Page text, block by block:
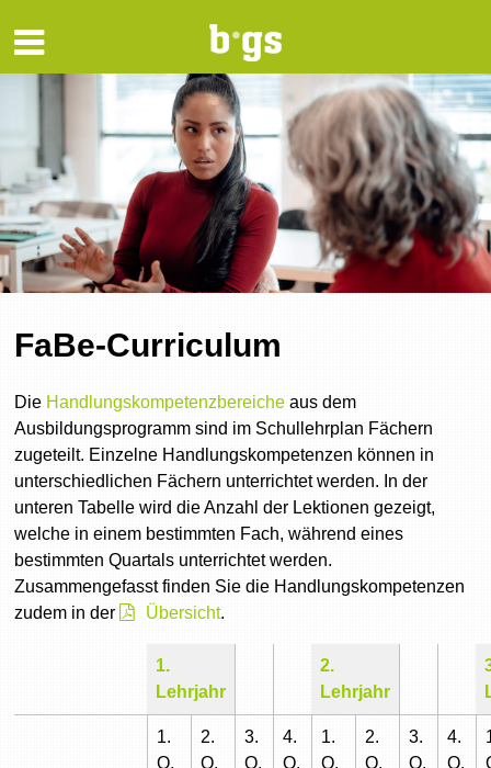
FaBe-Curriculum
Die Handlungskompetenzbereiche aus dem
Ausbildungsprogramm sind im Schullehrplan Fächern
zugeteilt. Einzelne Handlungskompetenzen können in
unterschiedlichen Fächern unterrichtet werden. In der
unteren Tabelle wird die Anzahl der Lektionen gezeigt,
welche in einem bestimmten Fach, während eines
bestimmten Quartals unterrichtet werden.
Zusammengefasst finden Sie die Handlungskompetenzen
zudem in der
Übersicht.
1.
Lehrjahr
2.
Lehrjahr
1.
Q.
2.
Q.
3.
Q.
4.
Q.
1.
Q.
2.
Q.
3.
Q.
4.
Q.